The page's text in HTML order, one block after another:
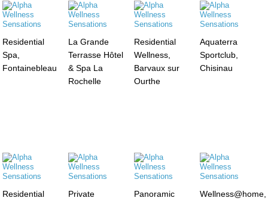
Residential
Spa,
Fontainebleau
La Grande
Terrasse Hôtel
& Spa La
Rochelle
Residential
Wellness,
Barvaux sur
Ourthe
Aquaterra
Sportclub,
Chisinau
Residential
Private
Panoramic
Wellness@home,